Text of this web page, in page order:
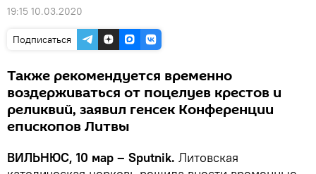
19:15 10.03.2020
Подписаться
Также рекомендуется временно
воздерживаться от поцелуев крестов и
реликвий, заявил генсек Конференции
епископов Литвы
ВИЛЬНЮС, 10 мар – Sputnik. Литовская